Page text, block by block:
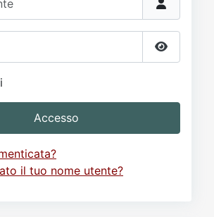
Mostra
Accesso
il tuo nome utente?